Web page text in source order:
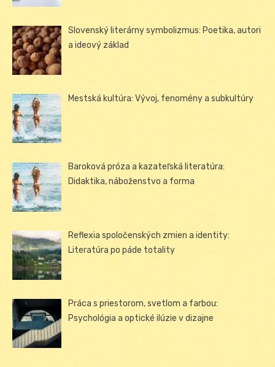
Slovenský literárny symbolizmus: Poetika, autori
a ideový základ
Mestská kultúra: Vývoj, fenomény a subkultúry
Baroková próza a kazateľská literatúra:
Didaktika, náboženstvo a forma
Reflexia spoločenských zmien a identity:
Literatúra po páde totality
Práca s priestorom, svetlom a farbou:
Psychológia a optické ilúzie v dizajne